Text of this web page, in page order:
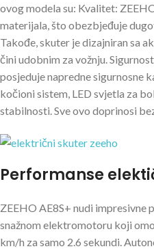
ovog modela su: Kvalitet:
materijala, što obezbjeđuje
Takođe, skuter je dizajniran sa
čini udobnim za vožnju.
posjeduje napredne sigurnosne
kočioni sistem, LED svjetla za
stabilnosti. Sve ovo doprinosi
Performanse
ZEEHO AE8S+ nudi impresivne
snažnom elektromotoru koji
km/h za samo 2.6 sekundi.